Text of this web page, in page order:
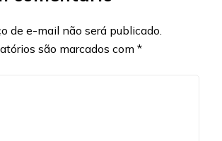
de e-mail não será publicado.
são marcados com *